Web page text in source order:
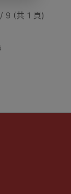
9 (共 1 頁)